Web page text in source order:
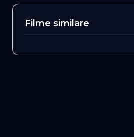
Filme similare